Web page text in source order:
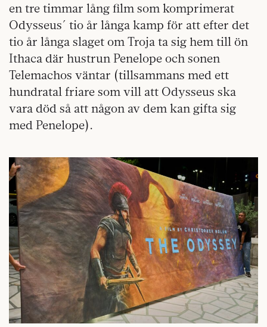
en tre timmar lång film som komprimerat
Odysseus´ tio år långa kamp för att efter det
tio år långa slaget om Troja ta sig hem till ön
Ithaca där hustrun Penelope och sonen
Telemachos väntar (tillsammans med ett
hundratal friare som vill att Odysseus ska
vara död så att någon av dem kan gifta sig
med Penelope).